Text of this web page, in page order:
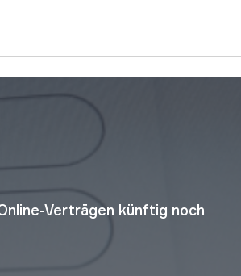
Verträgen künftig noch